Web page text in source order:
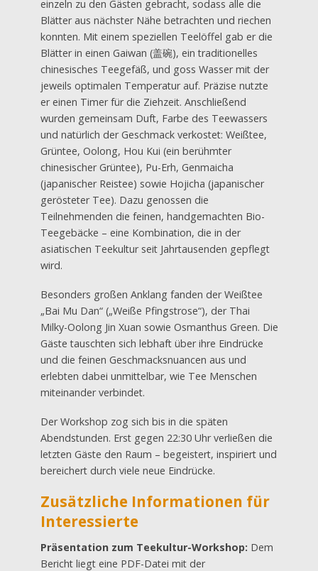
einzeln zu den Gästen gebracht, sodass alle die
Blätter aus nächster Nähe betrachten und riechen
konnten. Mit einem speziellen Teelöffel gab er die
Blätter in einen Gaiwan (盖碗), ein traditionelles
chinesisches Teegefäß, und goss Wasser mit der
jeweils optimalen Temperatur auf. Präzise nutzte
er einen Timer für die Ziehzeit. Anschließend
wurden gemeinsam Duft, Farbe des Teewassers
und natürlich der Geschmack verkostet: Weißtee,
Grüntee, Oolong, Hou Kui (ein berühmter
chinesischer Grüntee), Pu-Erh, Genmaicha
(japanischer Reistee) sowie Hojicha (japanischer
gerösteter Tee). Dazu genossen die
Teilnehmenden die feinen, handgemachten Bio-
Teegebäcke – eine Kombination, die in der
asiatischen Teekultur seit Jahrtausenden gepflegt
wird.
Besonders großen Anklang fanden der Weißtee
„Bai Mu Dan“ („Weiße Pfingstrose“), der Thai
Milky-Oolong Jin Xuan sowie Osmanthus Green. Die
Gäste tauschten sich lebhaft über ihre Eindrücke
und die feinen Geschmacksnuancen aus und
erlebten dabei unmittelbar, wie Tee Menschen
miteinander verbindet.
Der Workshop zog sich bis in die späten
Abendstunden. Erst gegen 22:30 Uhr verließen die
letzten Gäste den Raum – begeistert, inspiriert und
bereichert durch viele neue Eindrücke.
Zusätzliche Informationen für
Interessierte
Präsentation zum Teekultur-Workshop: Dem
Bericht liegt eine PDF-Datei mit der